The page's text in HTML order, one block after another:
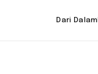
Dari Dalam